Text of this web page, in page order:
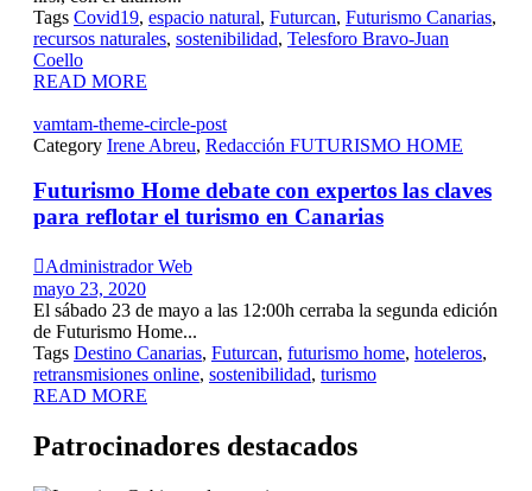
Tags Covid19, espacio natural, Futurcan, Futurismo Canarias,
recursos naturales, sostenibilidad, Telesforo Bravo-Juan
Coello
READ MORE
vamtam-theme-circle-post
Category Irene Abreu, Redacción FUTURISMO HOME
Futurismo Home debate con expertos las claves
para reflotar el turismo en Canarias
Administrador Web
mayo 23, 2020
El sábado 23 de mayo a las 12:00h cerraba la segunda edición
de Futurismo Home...
Tags Destino Canarias, Futurcan, futurismo home, hoteleros,
retransmisiones online, sostenibilidad, turismo
READ MORE
Patrocinadores destacados